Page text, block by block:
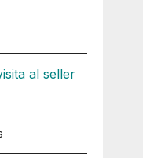
al seller